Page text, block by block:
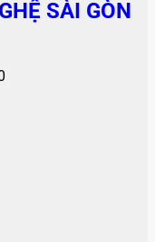
SÀI GÒN